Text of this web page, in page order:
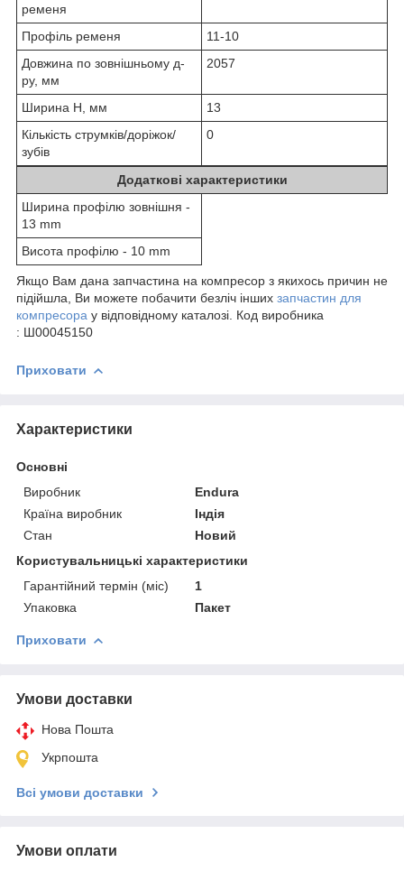
ременя
Профіль ременя
11-10
Довжина по зовнішньому д-
ру, мм
2057
Ширина H, мм
13
Кількість струмків/доріжок/
зубів
0
Додаткові характеристики
Ширина профілю зовнішня -
13 mm
Висота профілю - 10 mm
Якщо Вам дана запчастина на компресор з якихось причин не
підійшла, Ви можете побачити безліч інших запчастин для
компресора у відповідному каталозі. Код виробника
: Ш00045150
Приховати
Характеристики
Основні
Виробник
Endura
Країна виробник
Індія
Стан
Новий
Користувальницькі характеристики
Гарантійний термін (міс)
1
Упаковка
Пакет
Приховати
Умови доставки
Нова Пошта
Укрпошта
Всі умови доставки
Умови оплати